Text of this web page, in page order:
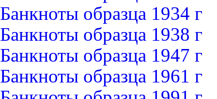
Банкноты образца 1934 г
Банкноты образца 1938 г
Банкноты образца 1947 г
Банкноты образца 1961 г